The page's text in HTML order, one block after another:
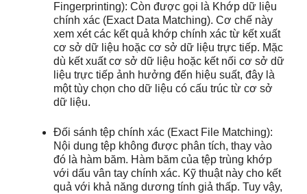
Fingerprinting): Còn được gọi là Khớp dữ liệu
chính xác (Exact Data Matching). Cơ chế này
xem xét các kết quả khớp chính xác từ kết xuất
cơ sở dữ liệu hoặc cơ sở dữ liệu trực tiếp. Mặc
dù kết xuất cơ sở dữ liệu hoặc kết nối cơ sở dữ
liệu trực tiếp ảnh hưởng đến hiệu suất, đây là
một tùy chọn cho dữ liệu có cấu trúc từ cơ sở
dữ liệu.
Đối sánh tệp chính xác (Exact File Matching):
Nội dung tệp không được phân tích, thay vào
đó là hàm băm. Hàm băm của tệp trùng khớp
với dấu vân tay chính xác. Kỹ thuật này cho kết
quả với khả năng dương tính giả thấp. Tuy vậy,